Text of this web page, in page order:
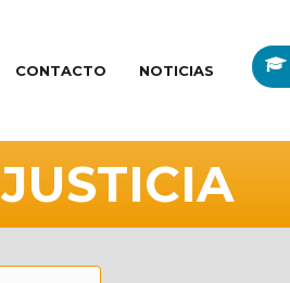
CONTACTO NOTICIAS
JUSTICIA